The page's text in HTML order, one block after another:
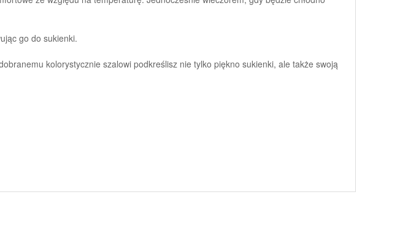
go do sukienki.
kolorystycznie szalowi podkreślisz nie tylko piękno sukienki, ale także swoją